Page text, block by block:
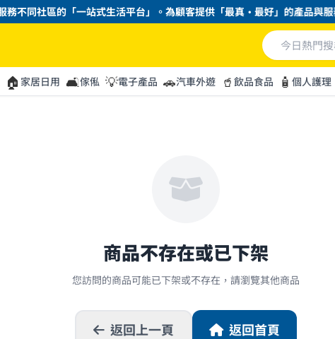
不同社區的「一站式生活平台」。為顧客提供「最真・最好」的產品與服務
🏠 家居日用 🛋️傢俬 💡電子產品 🚗汽車外遊 🥤 飲品食品 🧴 個人護理
商品不存在或已下架
您訪問的商品可能已下架或不存在，請瀏覽其他商品
返回上一頁 返回首頁